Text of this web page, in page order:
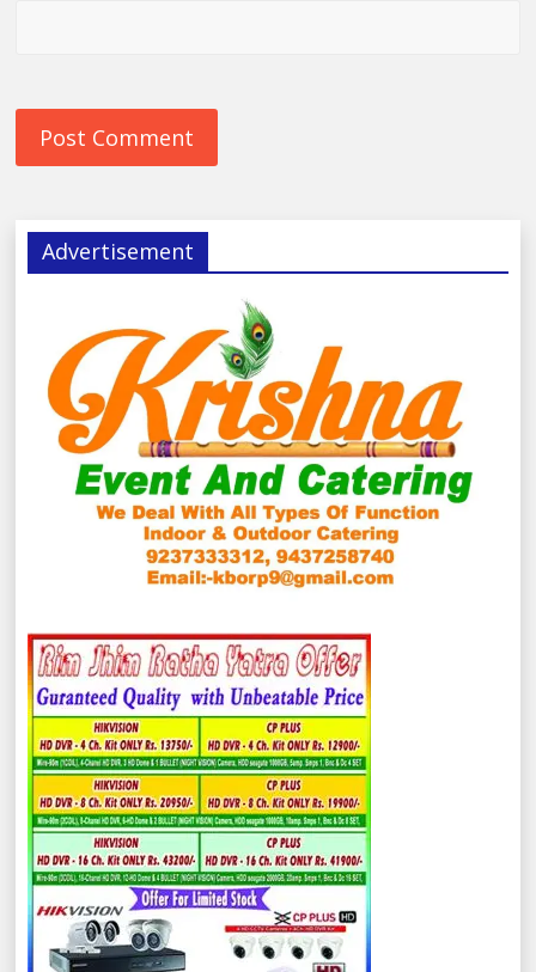
Advertisement